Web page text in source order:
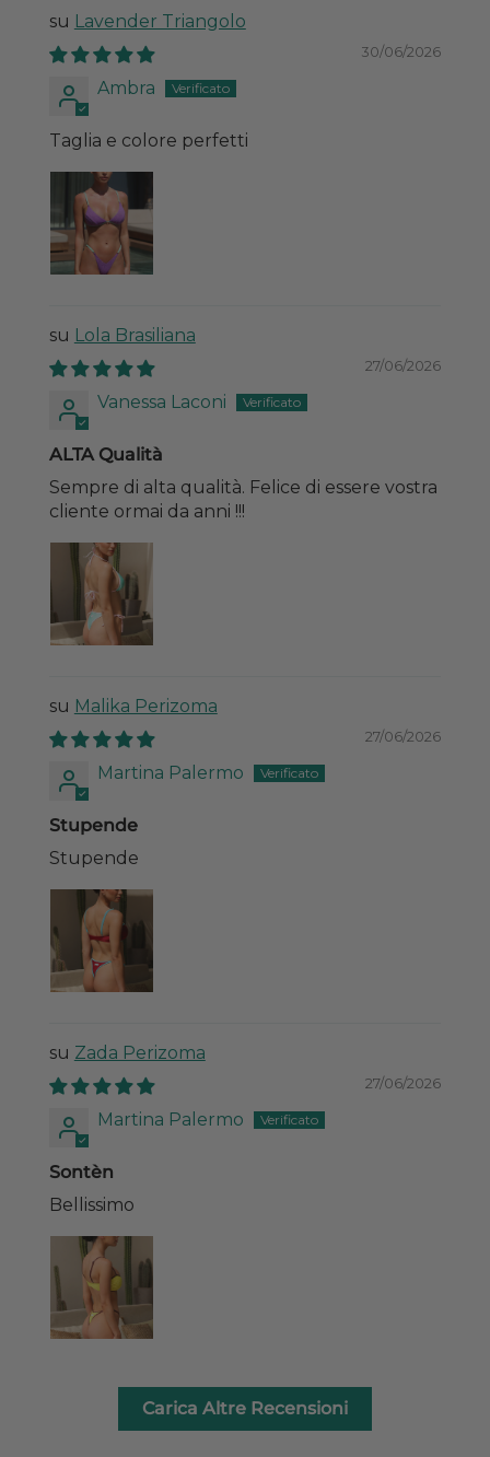
Lavender Triangolo
30/06/2026
Ambra
Taglia e colore perfetti
Lola Brasiliana
27/06/2026
Vanessa Laconi
ALTA Qualità
Sempre di alta qualità. Felice di essere vostra
cliente ormai da anni !!!
Malika Perizoma
27/06/2026
Martina Palermo
Stupende
Stupende
Zada Perizoma
27/06/2026
Martina Palermo
Sontèn
Bellissimo
Carica Altre Recensioni